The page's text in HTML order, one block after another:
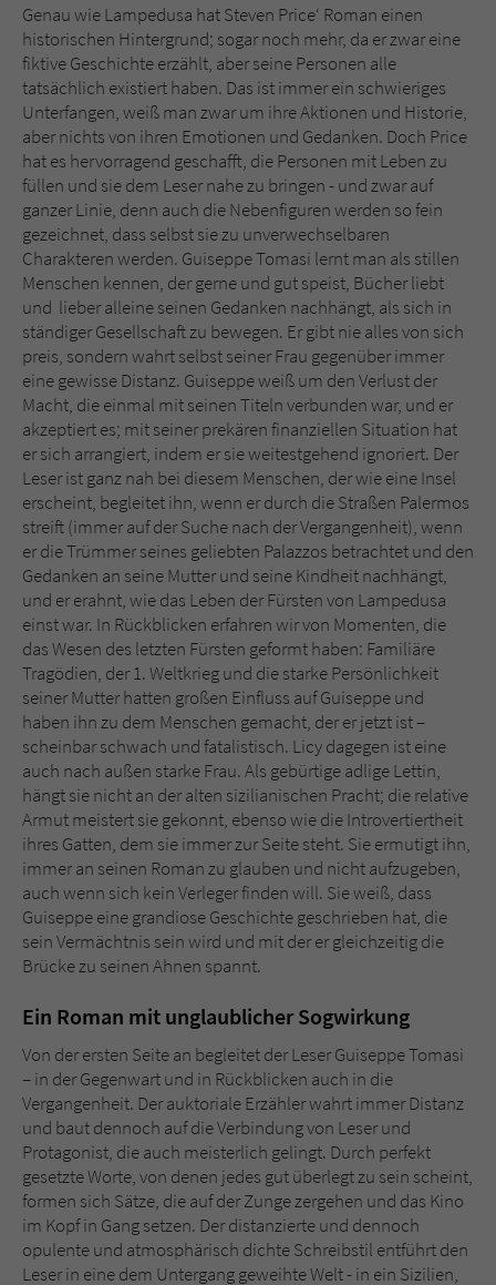
Genau wie Lampedusa hat Steven Price‘ Roman einen
historischen Hintergrund; sogar noch mehr, da er zwar eine
fiktive Geschichte erzählt, aber seine Personen alle
tatsächlich existiert haben. Das ist immer ein schwieriges
Unterfangen, weiß man zwar um ihre Aktionen und Historie,
aber nichts von ihren Emotionen und Gedanken. Doch Price
hat es hervorragend geschafft, die Personen mit Leben zu
füllen und sie dem Leser nahe zu bringen - und zwar auf
ganzer Linie, denn auch die Nebenfiguren werden so fein
gezeichnet, dass selbst sie zu unverwechselbaren
Charakteren werden. Guiseppe Tomasi lernt man als stillen
Menschen kennen, der gerne und gut speist, Bücher liebt
und lieber alleine seinen Gedanken nachhängt, als sich in
ständiger Gesellschaft zu bewegen. Er gibt nie alles von sich
preis, sondern wahrt selbst seiner Frau gegenüber immer
eine gewisse Distanz. Guiseppe weiß um den Verlust der
Macht, die einmal mit seinen Titeln verbunden war, und er
akzeptiert es; mit seiner prekären finanziellen Situation hat
er sich arrangiert, indem er sie weitestgehend ignoriert. Der
Leser ist ganz nah bei diesem Menschen, der wie eine Insel
erscheint, begleitet ihn, wenn er durch die Straßen Palermos
streift (immer auf der Suche nach der Vergangenheit), wenn
er die Trümmer seines geliebten Palazzos betrachtet und den
Gedanken an seine Mutter und seine Kindheit nachhängt,
und er erahnt, wie das Leben der Fürsten von Lampedusa
einst war. In Rückblicken erfahren wir von Momenten, die
das Wesen des letzten Fürsten geformt haben: Familiäre
Tragödien, der 1. Weltkrieg und die starke Persönlichkeit
seiner Mutter hatten großen Einfluss auf Guiseppe und
haben ihn zu dem Menschen gemacht, der er jetzt ist –
scheinbar schwach und fatalistisch. Licy dagegen ist eine
auch nach außen starke Frau. Als gebürtige adlige Lettin,
hängt sie nicht an der alten sizilianischen Pracht; die relative
Armut meistert sie gekonnt, ebenso wie die Introvertiertheit
ihres Gatten, dem sie immer zur Seite steht. Sie ermutigt ihn,
immer an seinen Roman zu glauben und nicht aufzugeben,
auch wenn sich kein Verleger finden will. Sie weiß, dass
Guiseppe eine grandiose Geschichte geschrieben hat, die
sein Vermächtnis sein wird und mit der er gleichzeitig die
Brücke zu seinen Ahnen spannt.
Ein Roman mit unglaublicher Sogwirkung
Von der ersten Seite an begleitet der Leser Guiseppe Tomasi
– in der Gegenwart und in Rückblicken auch in die
Vergangenheit. Der auktoriale Erzähler wahrt immer Distanz
und baut dennoch auf die Verbindung von Leser und
Protagonist, die auch meisterlich gelingt. Durch perfekt
gesetzte Worte, von denen jedes gut überlegt zu sein scheint,
formen sich Sätze, die auf der Zunge zergehen und das Kino
im Kopf in Gang setzen. Der distanzierte und dennoch
opulente und atmosphärisch dichte Schreibstil entführt den
Leser in eine dem Untergang geweihte Welt - in ein Sizilien,